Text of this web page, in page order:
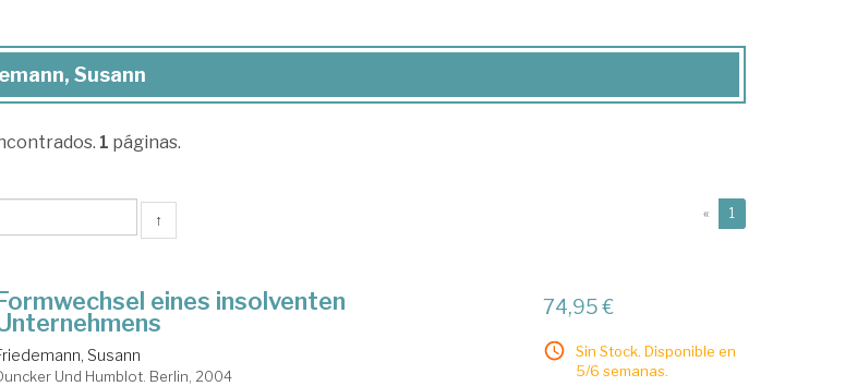
Susann
1 páginas.
↑ « 1
eines insolventen
Susann
Und Humblot. Berlin, 2004
74,95 €
Sin Stock. Disponible en
5/6 semanas.